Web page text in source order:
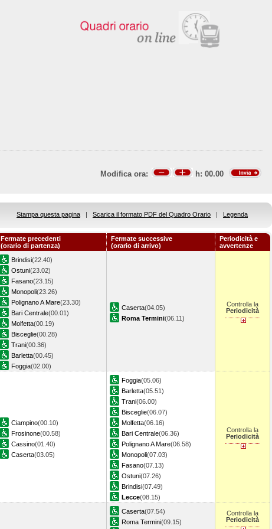
Modifica ora: h: 00.00
Stampa questa pagina | Scarica il formato PDF del Quadro Orario | Legenda
Fermate precedenti
(orario di partenza)
Fermate successive
(orario di arrivo)
Periodicità e
avvertenze
Brindisi(22.40)
Ostuni(23.02)
Fasano(23.15)
Monopoli(23.26)
Polignano A Mare(23.30)
Bari Centrale(00.01)
Molfetta(00.19)
Bisceglie(00.28)
Trani(00.36)
Barletta(00.45)
Foggia(02.00)
Caserta(04.05)
Roma Termini(06.11)
Controlla la
Periodicità
Ciampino(00.10)
Frosinone(00.58)
Cassino(01.40)
Caserta(03.05)
Foggia(05.06)
Barletta(05.51)
Trani(06.00)
Bisceglie(06.07)
Molfetta(06.16)
Bari Centrale(06.36)
Polignano A Mare(06.58)
Monopoli(07.03)
Fasano(07.13)
Ostuni(07.26)
Brindisi(07.49)
Lecce(08.15)
Controlla la
Periodicità
Caserta(07.54)
Roma Termini(09.15)
Controlla la
Periodicità